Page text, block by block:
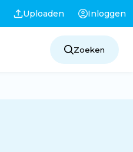
Uploaden Inloggen
Zoeken